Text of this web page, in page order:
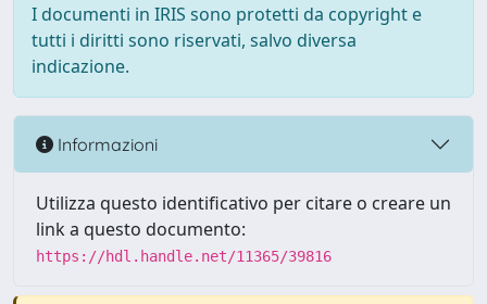
I documenti in IRIS sono protetti da copyright e
tutti i diritti sono riservati, salvo diversa
indicazione.
Informazioni
Utilizza questo identificativo per citare o creare un
link a questo documento:
https://hdl.handle.net/11365/39816